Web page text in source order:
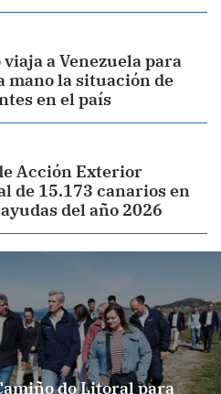
a Venezuela para
mano la situación de
en el país
Acción Exterior
de 15.173 canarios en
del año 2026
do Litoral para